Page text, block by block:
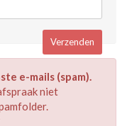
e-mails (spam).
niet